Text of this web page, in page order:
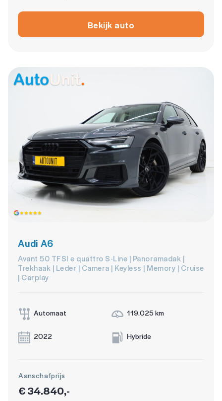
Bekijk auto
Audi A6
Avant 50 TFSI e quattro S-Line | Panoramadak |
Trekhaak | Leder | Camera | Keyless | Memory | Cruise
| Carplay
Automaat 119.025 km
2022 Hybride
Aanschafprijs
€ 34.840,-